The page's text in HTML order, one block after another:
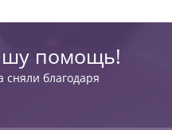
помощь!
сняли благодаря